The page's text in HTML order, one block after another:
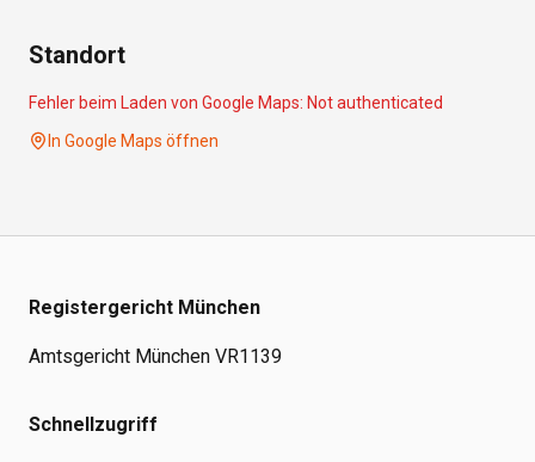
Standort
Fehler beim Laden von Google Maps: Not authenticated
In Google Maps öffnen
Registergericht München
Amtsgericht München VR1139
Schnellzugriff